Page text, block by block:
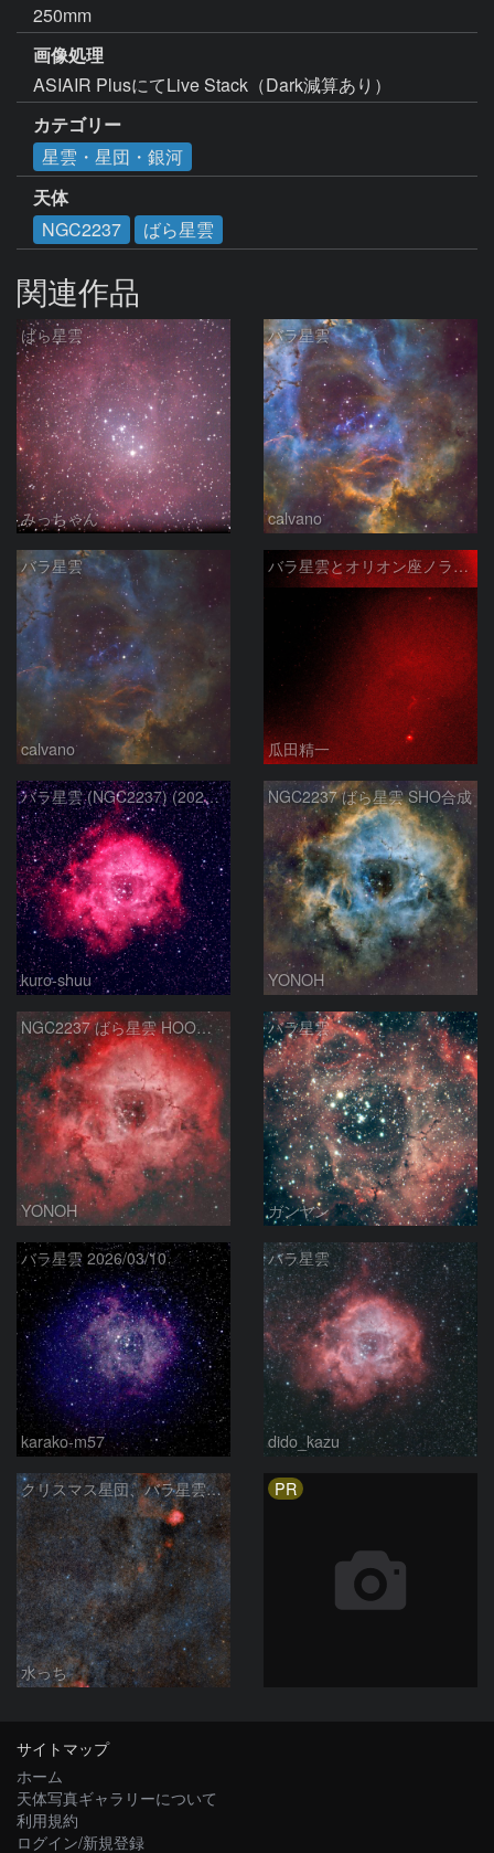
250mm
画像処理
カテゴリー
星雲・星団・銀河
天体
NGC2237
ばら星雲
関連作品
ばら星雲
みっちゃん
バラ星雲
calvano
バラ星雲
calvano
バラ星雲とオリオン座ノラマ50mm
瓜田精一
バラ星雲 (NGC2237) (2026/02/15他2夜)
kuro-shuu
NGC2237 ばら星雲 SHO合成
YONOH
NGC2237 ばら星雲 HOO合成
YONOH
バラ星雲
ガンヤン
バラ星雲 2026/03/10
karako-m57
バラ星雲
dido_kazu
クリスマス星団、バラ星雲からかもめ星雲付近の星空
水っち
PR
サイトマップ
ホーム
天体写真ギャラリーについて
利用規約
ログイン/新規登録